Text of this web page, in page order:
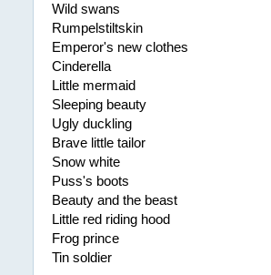
Wild swans
Rumpelstiltskin
Emperor's new clothes
Cinderella
Little mermaid
Sleeping beauty
Ugly duckling
Brave little tailor
Snow white
Puss's boots
Beauty and the beast
Little red riding hood
Frog prince
Tin soldier